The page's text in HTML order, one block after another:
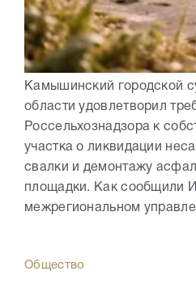
Камышинский городской
области удовлетворил
Россельхознадзора к
участка о ликвидации
свалки и демонтажу
площадки. Как сообщили
межрегиональном
Общество